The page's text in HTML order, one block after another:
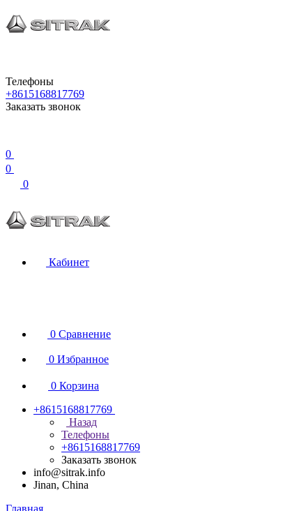
Телефоны
+8615168817769
Заказать звонок
0
0
0
Кабинет
0 Сравнение
0 Избранное
0 Корзина
+8615168817769
Назад
Телефоны
+8615168817769
Заказать звонок
info@sitrak.info
Jinan, China
Главная